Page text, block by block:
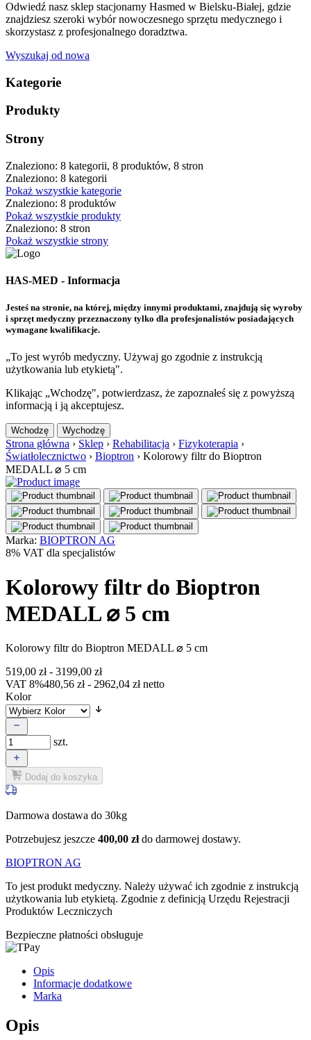
Odwiedź nasz sklep stacjonarny Hasmed w Bielsku-Białej, gdzie
znajdziesz szeroki wybór nowoczesnego sprzętu medycznego i
skorzystasz z profesjonalnego doradztwa.
Wyszukaj od nowa
Kategorie
Produkty
Strony
Znaleziono: 8 kategorii, 8 produktów, 8 stron
Znaleziono: 8 kategorii
Pokaż wszystkie kategorie
Znaleziono: 8 produktów
Pokaż wszystkie produkty
Znaleziono: 8 stron
Pokaż wszystkie strony
HAS-MED - Informacja
Jesteś na stronie, na której, między innymi produktami, znajdują się wyroby
i sprzęt medyczny przeznaczony tylko dla profesjonalistów posiadających
wymagane kwalifikacje.
„To jest wyrób medyczny. Używaj go zgodnie z instrukcją
użytkowania lub etykietą".
Klikając „Wchodzę", potwierdzasz, że zapoznałeś się z powyższą
informacją i ją akceptujesz.
Wchodzę Wychodzę
Strona główna › Sklep › Rehabilitacja › Fizykoterapia ›
Światłolecznictwo › Bioptron › Kolorowy filtr do Bioptron
MEDALL ⌀ 5 cm
Marka: BIOPTRON AG
8% VAT dla specjalistów
Kolorowy filtr do Bioptron
MEDALL ⌀ 5 cm
Kolorowy filtr do Bioptron MEDALL ⌀ 5 cm
519,00 zł- 3199,00 zł
VAT 8%480,56 zł- 2962,04 złnetto
Kolor
szt.
Dodaj do koszyka
Darmowa dostawa do 30kg
Potrzebujesz jeszcze 400,00 złdo darmowej dostawy.
BIOPTRON AG
To jest produkt medyczny. Należy używać ich zgodnie z instrukcją
użytkowania lub etykietą. Zgodnie z definicją Urzędu Rejestracji
Produktów Leczniczych
Bezpieczne płatności obsługuje
Opis
Informacje dodatkowe
Marka
Opis